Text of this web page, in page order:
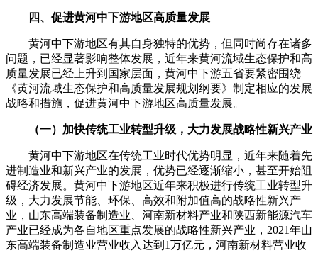
四、促进黄河中下游地区高质量发展
黄河中下游地区有其自身独特的优势，但同时尚存在诸多
问题，已经显著影响整体发展，近年来黄河流域生态保护和高
质量发展已经上升到国家层面，黄河中下游五省要紧密围绕
《黄河流域生态保护和高质量发展规划纲要》制定相应的发展
战略和措施，促进黄河中下游地区高质量发展。
（一）加快传统工业转型升级，大力发展战略性新兴产业
黄河中下游地区在传统工业时代优势明显，近年来随着先
进制造业和新兴产业的发展，优势已经逐渐缩小，甚至开始阻
碍经济发展。黄河中下游地区近年来积极进行传统工业转型升
级，大力发展节能、环保、高效和附加值高的战略性新兴产
业，山东高端装备制造业、河南新材料产业和陕西新能源汽车
产业已经成为各自地区重点发展的战略性新兴产业，2021年山
东高端装备制造业营业收入达到1万亿元，河南新材料营业收